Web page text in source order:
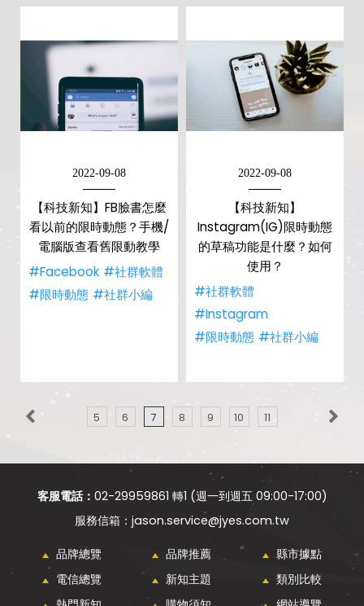
2022-09-08
【科技新知】FB臉書怎麼
看以前的限時動態？手機/
電腦版查看舊限動教學
#Facebook #社群軟體
#限時動態 #社群小編
2022-09-08
【科技新知】
Instagram(IG)限時動態
的草稿功能是什麼？如何
使用？
#社群軟體
#Instagram
#限時動態 #社群小編
5 6 7 8 9 10 11
客服電話： 02-29959861 轉1 (週一到週五 09:00-17:00)
jason.service@jyes.com.tw
品牌總覽 品牌推薦
縣市據點
電信總覽
新知主題
類別比較